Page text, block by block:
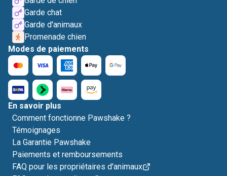
Garde chat
Garde d'animaux
Promenade chien
Modes de paiements
En savoir plus
Comment fonctionne Pawshake ?
Témoignages
La Garantie Pawshake
Paiements et remboursements
FAQ pour les propriétaires d'animaux